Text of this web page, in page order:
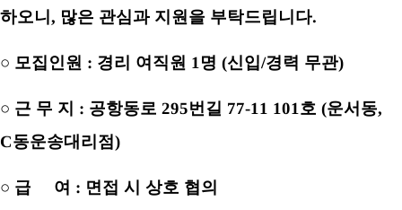
하오니, 많은 관심과 지원을 부탁드립니다.
○ 모집인원 : 경리 여직원 1명 (신입/경력 무관)
○ 근 무 지 : 공항동로 295번길 77-11 101호 (운서동,
C동운송대리점)
○ 급 여 : 면접 시 상호 협의